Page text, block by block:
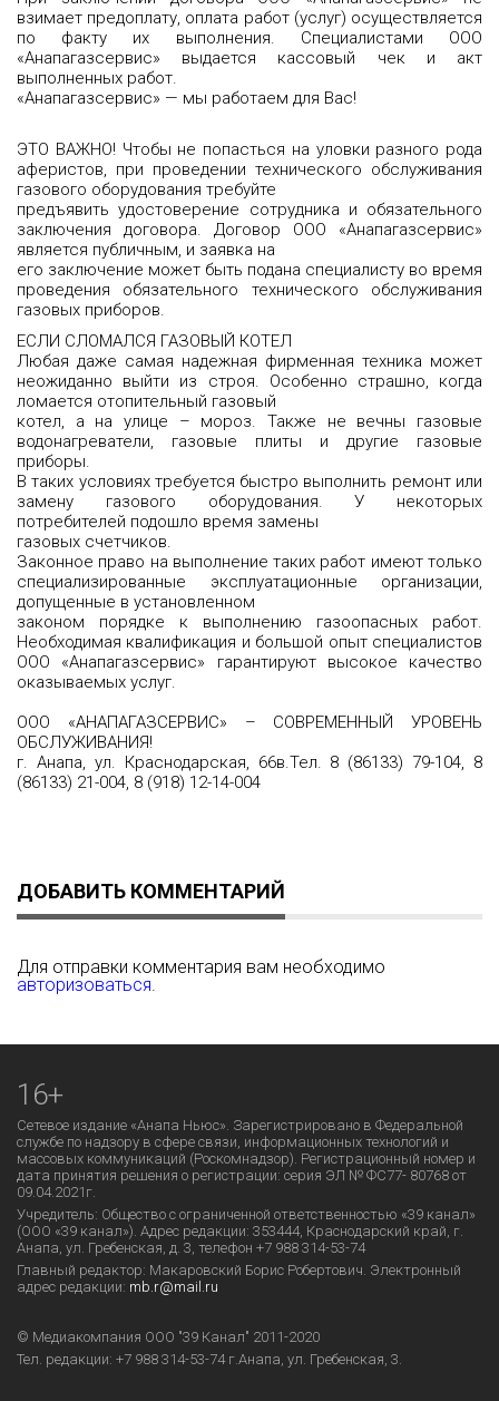
взимает предоплату, оплата работ (услуг) осуществляется
по факту их выполнения. Специалистами ООО
«Анапагазсервис» выдается кассовый чек и акт
выполненных работ.
«Анапагазсервис» — мы работаем для Вас!
ЭТО ВАЖНО! Чтобы не попасться на уловки разного рода
аферистов, при проведении технического обслуживания
газового оборудования требуйте
предъявить удостоверение сотрудника и обязательного
заключения договора. Договор ООО «Анапагазсервис»
является публичным, и заявка на
его заключение может быть подана специалисту во время
проведения обязательного технического обслуживания
газовых приборов.
ЕСЛИ СЛОМАЛСЯ ГАЗОВЫЙ КОТЕЛ
Любая даже самая надежная фирменная техника может
неожиданно выйти из строя. Особенно страшно, когда
ломается отопительный газовый
котел, а на улице – мороз. Также не вечны газовые
водонагреватели, газовые плиты и другие газовые
приборы.
В таких условиях требуется быстро выполнить ремонт или
замену газового оборудования. У некоторых
потребителей подошло время замены
газовых счетчиков.
Законное право на выполнение таких работ имеют только
специализированные эксплуатационные организации,
допущенные в установленном
законом порядке к выполнению газоопасных работ.
Необходимая квалификация и большой опыт специалистов
ООО «Анапагазсервис» гарантируют высокое качество
оказываемых услуг.
ООО «АНАПАГАЗСЕРВИС» – СОВРЕМЕННЫЙ УРОВЕНЬ
ОБСЛУЖИВАНИЯ!
г. Анапа, ул. Краснодарская, 66в.Тел. 8 (86133) 79-104, 8
(86133) 21-004, 8 (918) 12-14-004
ДОБАВИТЬ КОММЕНТАРИЙ
Для отправки комментария вам необходимо
авторизоваться.
16+
Сетевое издание «Анапа Ньюс». Зарегистрировано в Федеральной
службе по надзору в сфере связи, информационных технологий и
массовых коммуникаций (Роскомнадзор). Регистрационный номер и
дата принятия решения о регистрации: серия ЭЛ № ФС77- 80768 от
09.04.2021г.
Учредитель: Общество с ограниченной ответственностью «39 канал»
(ООО «39 канал»). Адрес редакции: 353444, Краснодарский край, г.
Анапа, ул. Гребенская, д. 3, телефон +7 988 314-53-74
Главный редактор: Макаровский Борис Робертович. Электронный
адрес редакции: mb.r@mail.ru
© Медиакомпания ООО "39 Канал" 2011-2020
Тел. редакции: +7 988 314-53-74 г.Анапа, ул. Гребенская, 3.